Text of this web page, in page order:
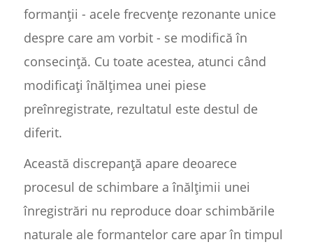
formanții - acele frecvențe rezonante unice
despre care am vorbit - se modifică în
consecință. Cu toate acestea, atunci când
modificați înălțimea unei piese
preînregistrate, rezultatul este destul de
diferit.
Această discrepanță apare deoarece
procesul de schimbare a înălțimii unei
înregistrări nu reproduce doar schimbările
naturale ale formantelor care apar în timpul